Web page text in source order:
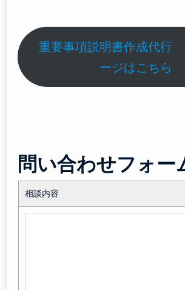
重要事項説明書作成代行
ージはこちら
問い合わせフォー
相談内容